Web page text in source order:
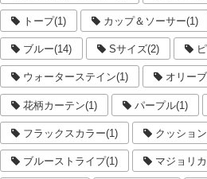
トープ(1) カップ＆ソーサー(1)
ブルー(14) Sサイズ(2)
ウォーターステイン(1) オリー
花柄カーテン(1) パープル(1)
フラックスカラー(1) クッショ
ブルーストライプ(1) マジョリ